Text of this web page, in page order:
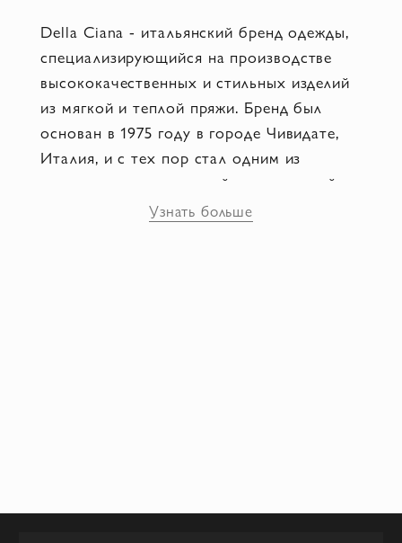
Della Ciana - итальянский бренд одежды,
специализирующийся на производстве
высококачественных и стильных изделий
из мягкой и теплой пряжи. Бренд был
основан в 1975 году в городе Чивидате,
Италия, и с тех пор стал одним из
ведущих производителей качественной
кашемировой одежды. Бренд
пушистость.
Узнать больше